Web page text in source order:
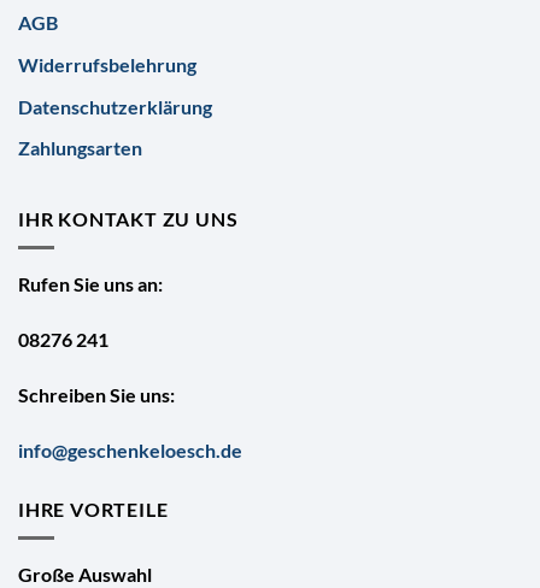
AGB
Widerrufsbelehrung
Datenschutzerklärung
Zahlungsarten
IHR KONTAKT ZU UNS
Rufen Sie uns an:
08276 241
Schreiben Sie uns:
info@geschenkeloesch.de
IHRE VORTEILE
Große Auswahl